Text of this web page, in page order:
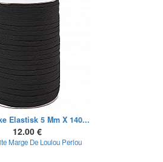
Elastisk 5 Mm X 140...
12.00 €
Marge De Loulou Perlou